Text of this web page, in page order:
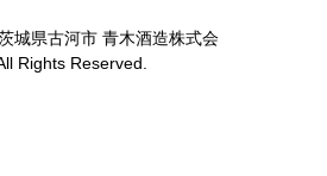
城県古河市 青木酒造株式会
Rights Reserved.